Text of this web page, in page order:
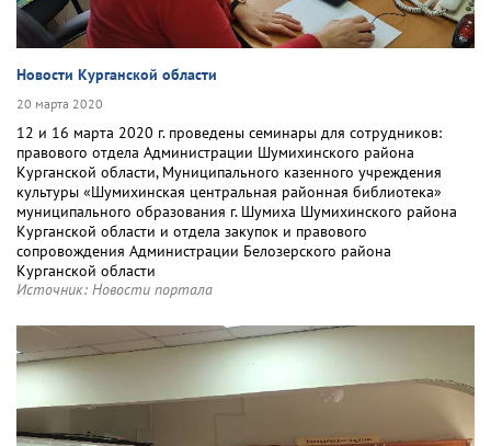
Новости Курганской области
20 марта 2020
12 и 16 марта 2020 г. проведены семинары для сотрудников:
правового отдела Администрации Шумихинского района
Курганской области, Муниципального казенного учреждения
культуры «Шумихинская центральная районная библиотека»
муниципального образования г. Шумиха Шумихинского района
Курганской области и отдела закупок и правового
сопровождения Администрации Белозерского района
Курганской области
Источник: Новости портала